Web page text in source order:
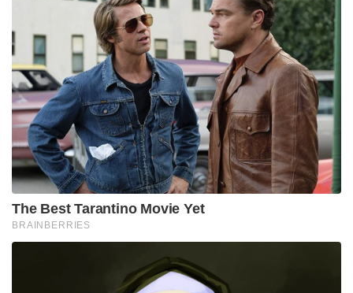
The Best Tarantino Movie Yet
BRAINBERRIES